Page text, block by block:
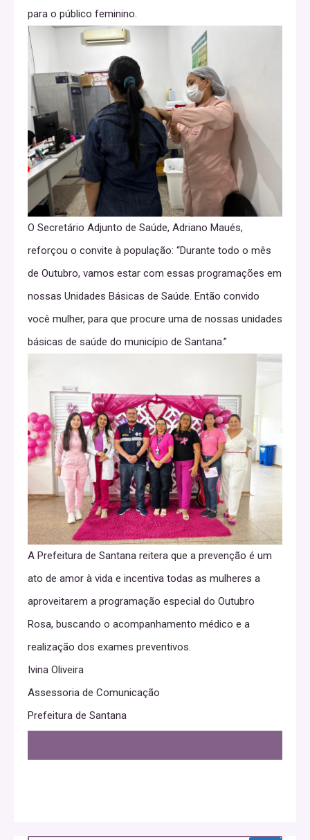
para o público feminino.
O Secretário Adjunto de Saúde, Adriano Maués,
reforçou o convite à população: “Durante todo o mês
de Outubro, vamos estar com essas programações em
nossas Unidades Básicas de Saúde. Então convido
você mulher, para que procure uma de nossas unidades
básicas de saúde do município de Santana.”
A Prefeitura de Santana reitera que a prevenção é um
ato de amor à vida e incentiva todas as mulheres a
aproveitarem a programação especial do Outubro
Rosa, buscando o acompanhamento médico e a
realização dos exames preventivos.
Ivina Oliveira
Assessoria de Comunicação
Prefeitura de Santana